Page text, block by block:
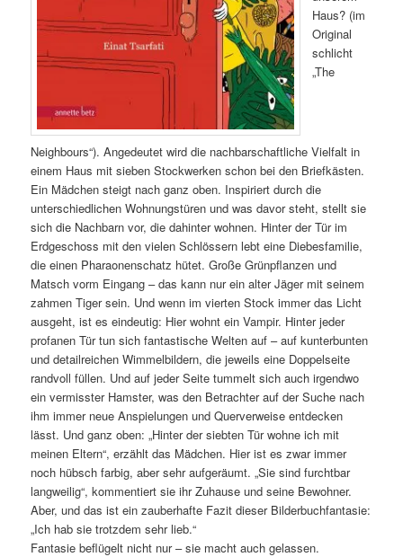
Haus? (im
Original
schlicht
„The
Neighbours“). Angedeutet wird die nachbarschaftliche Vielfalt in
einem Haus mit sieben Stockwerken schon bei den Briefkästen.
Ein Mädchen steigt nach ganz oben. Inspiriert durch die
unterschiedlichen Wohnungstüren und was davor steht, stellt sie
sich die Nachbarn vor, die dahinter wohnen. Hinter der Tür im
Erdgeschoss mit den vielen Schlössern lebt eine Diebesfamilie,
die einen Pharaonenschatz hütet. Große Grünpflanzen und
Matsch vorm Eingang – das kann nur ein alter Jäger mit seinem
zahmen Tiger sein. Und wenn im vierten Stock immer das Licht
ausgeht, ist es eindeutig: Hier wohnt ein Vampir. Hinter jeder
profanen Tür tun sich fantastische Welten auf – auf kunterbunten
und detailreichen Wimmelbildern, die jeweils eine Doppelseite
randvoll füllen. Und auf jeder Seite tummelt sich auch irgendwo
ein vermisster Hamster, was den Betrachter auf der Suche nach
ihm immer neue Anspielungen und Querverweise entdecken
lässt. Und ganz oben: „Hinter der siebten Tür wohne ich mit
meinen Eltern“, erzählt das Mädchen. Hier ist es zwar immer
noch hübsch farbig, aber sehr aufgeräumt. „Sie sind furchtbar
langweilig“, kommentiert sie ihr Zuhause und seine Bewohner.
Aber, und das ist ein zauberhafte Fazit dieser Bilderbuchfantasie:
„Ich hab sie trotzdem sehr lieb.“
Fantasie beflügelt nicht nur – sie macht auch gelassen.